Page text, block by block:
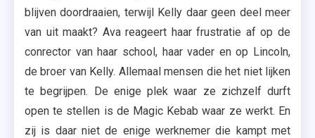
blijven doordraaien, terwijl Kelly daar geen deel meer
van uit maakt? Ava reageert haar frustratie af op de
conrector van haar school, haar vader en op Lincoln,
de broer van Kelly. Allemaal mensen die het niet lijken
te begrijpen. De enige plek waar ze zichzelf durft
open te stellen is de Magic Kebab waar ze werkt. En
zij is daar niet de enige werknemer die kampt met